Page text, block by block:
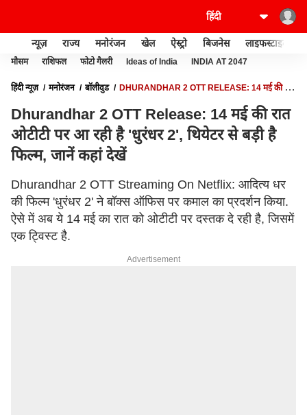
न्यूज़ राज्य मनोरंजन खेल ऐस्ट्रो बिजनेस लाइफस्टाइल
मौसम राशिफल फोटो गैलरी Ideas of India INDIA AT 2047
हिंदी न्यूज़ मनोरंजन बॉलीवुड
DHURANDHAR 2 OTT RELEASE: 14 मई की रात
Dhurandhar 2 OTT Release: 14 मई की रात
ओटीटी पर आ रही है 'धुरंधर 2', थियेटर से बड़ी है
फिल्म, जानें कहां देखें
Dhurandhar 2 OTT Streaming On Netflix: आदित्य धर
की फिल्म 'धुरंधर 2' ने बॉक्स ऑफिस पर कमाल का प्रदर्शन किया.
ऐसे में अब ये 14 मई का रात को ओटीटी पर दस्तक दे रही है, जिसमें
एक ट्विस्ट है.
Advertisement